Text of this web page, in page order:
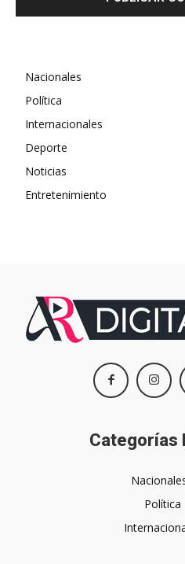
Nacionales
Política
Internacionales
Deporte
Noticias
Entretenimiento
Categorías
Política